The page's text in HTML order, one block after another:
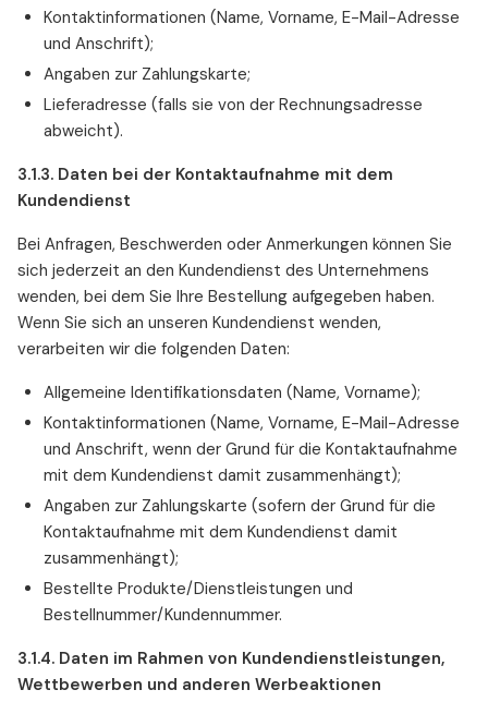
Kontaktinformationen (Name, Vorname, E-Mail-Adresse
und Anschrift);
Angaben zur Zahlungskarte;
Lieferadresse (falls sie von der Rechnungsadresse
abweicht).
3.1.3. Daten bei der Kontaktaufnahme mit dem
Kundendienst
Bei Anfragen, Beschwerden oder Anmerkungen können Sie
sich jederzeit an den Kundendienst des Unternehmens
wenden, bei dem Sie Ihre Bestellung aufgegeben haben.
Wenn Sie sich an unseren Kundendienst wenden,
verarbeiten wir die folgenden Daten:
Allgemeine Identifikationsdaten (Name, Vorname);
Kontaktinformationen (Name, Vorname, E-Mail-Adresse
und Anschrift, wenn der Grund für die Kontaktaufnahme
mit dem Kundendienst damit zusammenhängt);
Angaben zur Zahlungskarte (sofern der Grund für die
Kontaktaufnahme mit dem Kundendienst damit
zusammenhängt);
Bestellte Produkte/Dienstleistungen und
Bestellnummer/Kundennummer.
3.1.4. Daten im Rahmen von Kundendienstleistungen,
Wettbewerben und anderen Werbeaktionen